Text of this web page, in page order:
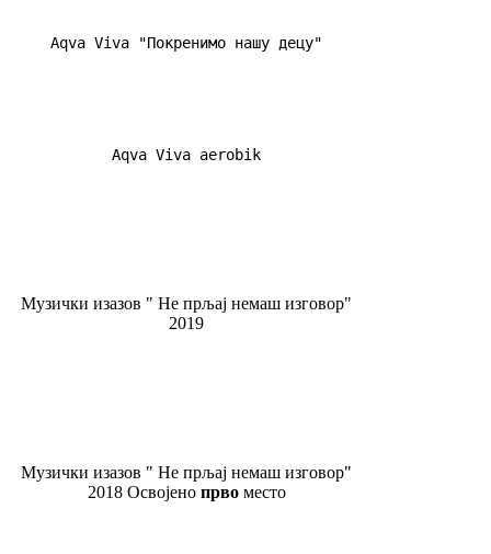
Aqva Viva "Покренимо нашу децу"
Aqva Viva aerobik
Музички изазов " Не прљај немаш изговор"
2019
Музички изазов " Не прљај немаш изговор"
2018 Освојено првоместо